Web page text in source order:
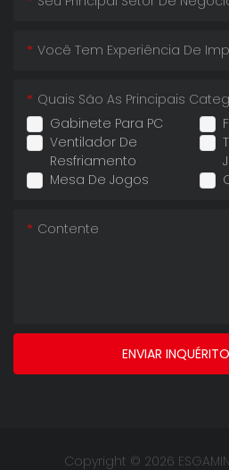
Gabinete Para PC
Ventilador De
Resfriamento
Mesa De Jogos
Contente
ENVIAR
Copyright © 2026